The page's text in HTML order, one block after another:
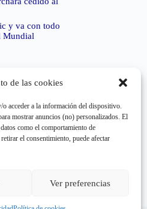
de las cookies
acceder a la información del dispositivo.
mostrar anuncios (no) personalizados. El
como el comportamiento de
el consentimiento, puede afectar
Ver preferencias
y va con todo
Mundial
status code